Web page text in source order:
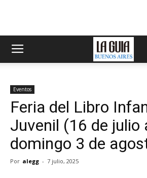
Eventos
Feria del Libro
Juvenil (16 de julio
domingo 3 de
Por alegg - 7 julio, 2025